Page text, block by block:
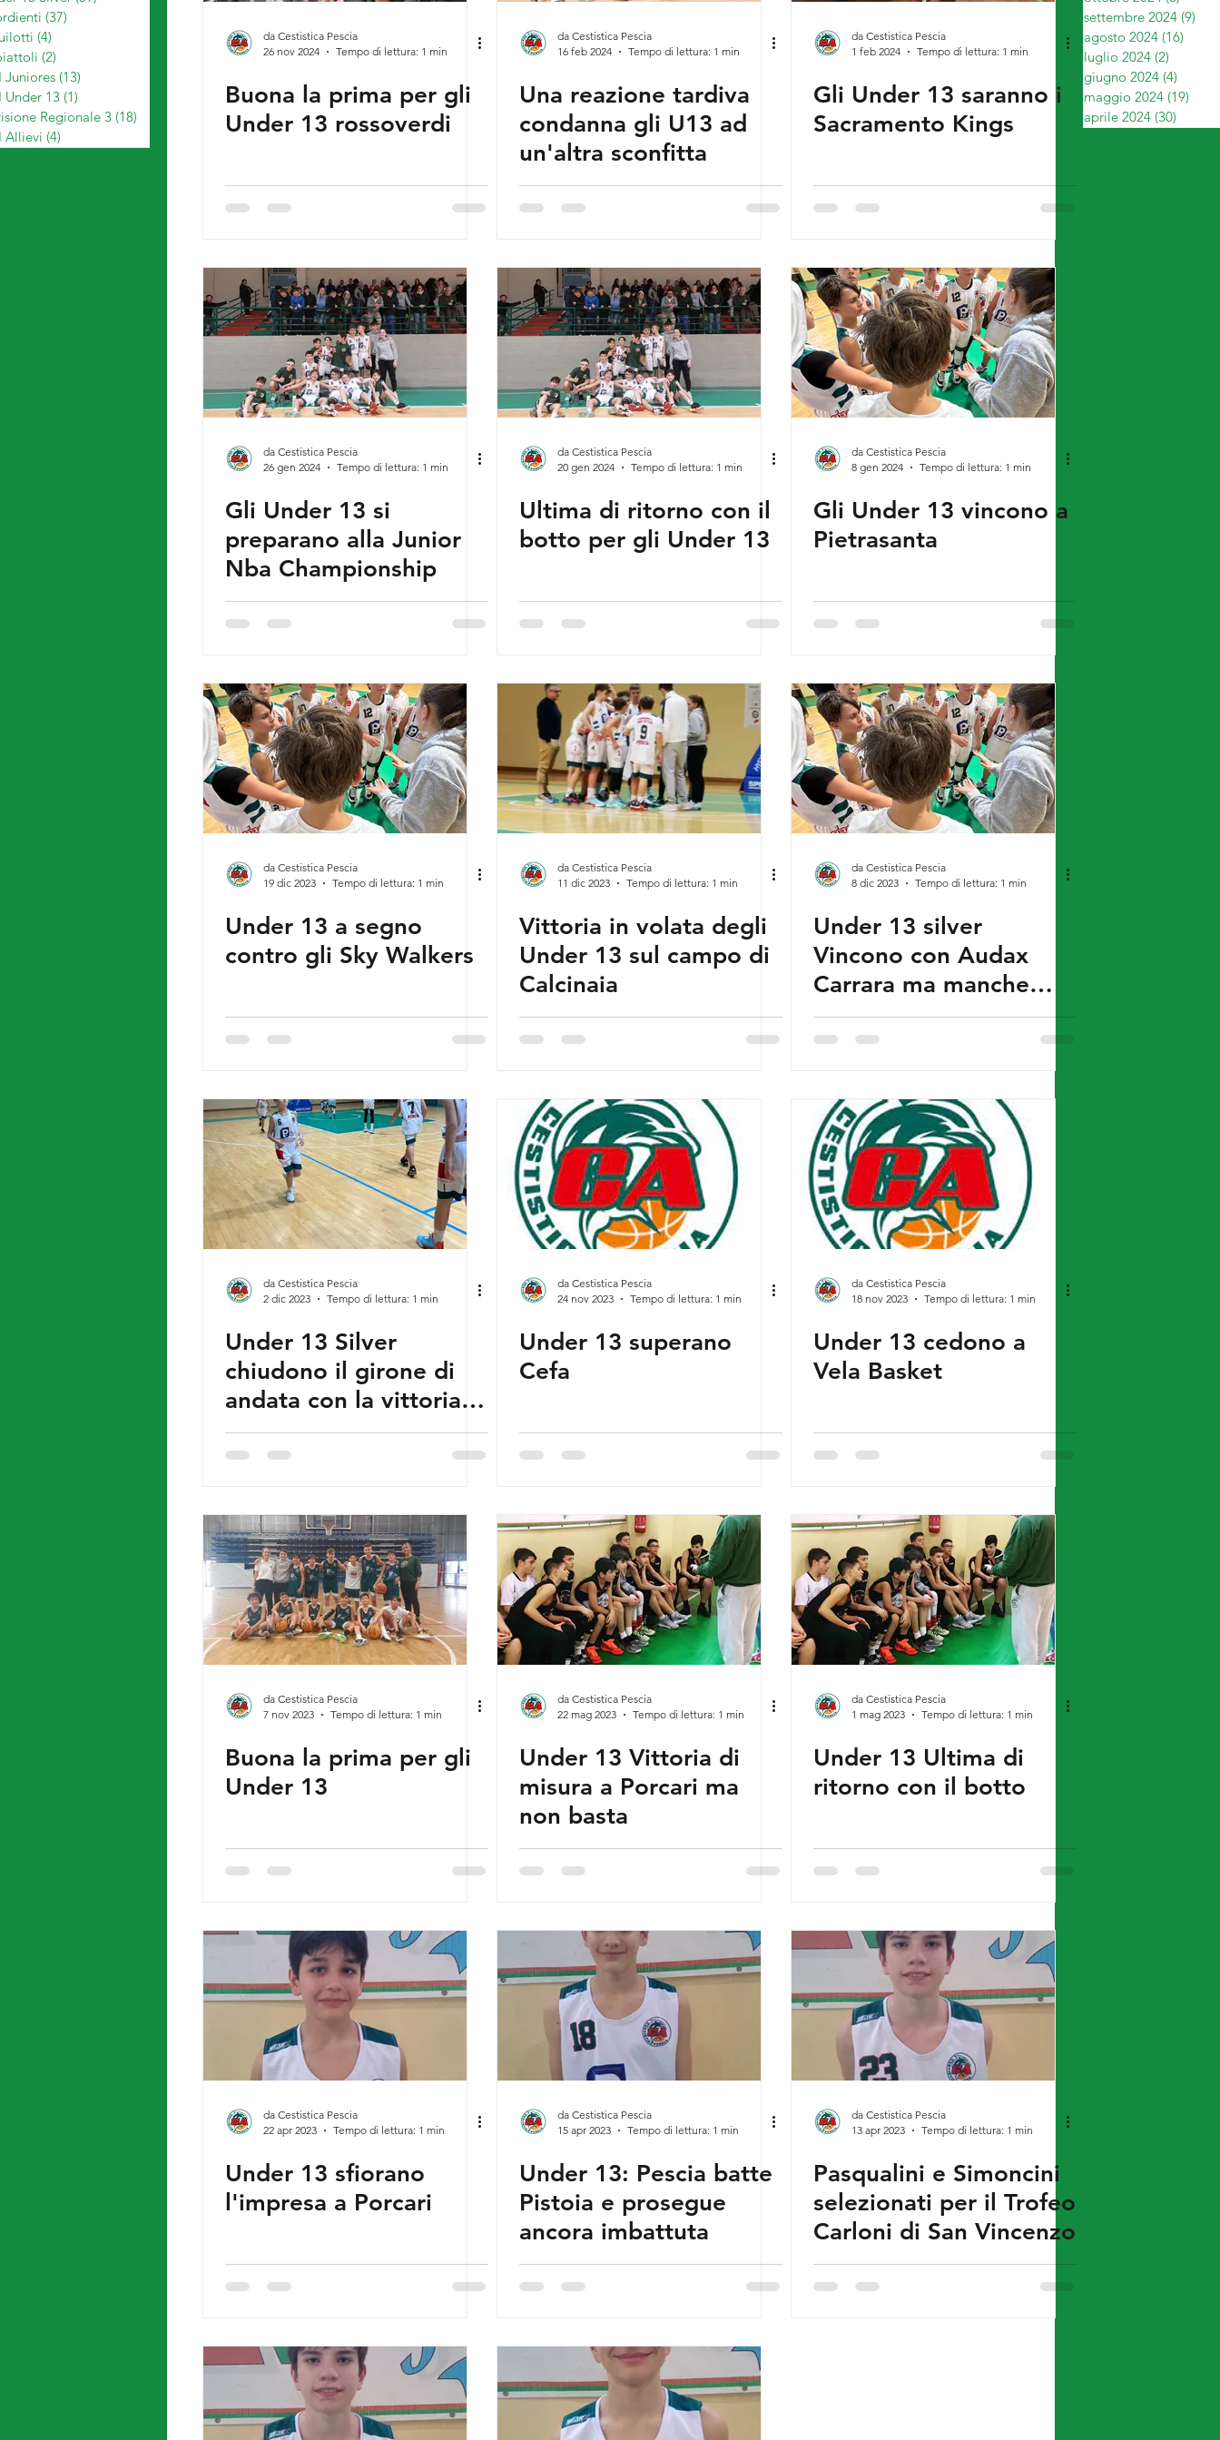
(37)
(4)
(2)
Juniores (13)
Under 13 (1)
Regionale 3 (18)
Allievi (4)
da Cestistica Pescia
26 nov 2024
Tempo di lettura: 1 min
Buona la prima per gli
Under 13 rossoverdi
da Cestistica Pescia
16 feb 2024
Tempo di lettura: 1 min
Una reazione tardiva
condanna gli U13 ad
un'altra sconfitta
da Cestistica Pescia
1 feb 2024
Tempo di lettura: 1 min
Gli Under 13 saranno i
Sacramento Kings
da Cestistica Pescia
26 gen 2024
Tempo di lettura: 1 min
Gli Under 13 si
preparano alla Junior
Nba Championship
da Cestistica Pescia
20 gen 2024
Tempo di lettura: 1 min
Ultima di ritorno con il
botto per gli Under 13
da Cestistica Pescia
8 gen 2024
Tempo di lettura: 1 min
Gli Under 13 vincono a
Pietrasanta
da Cestistica Pescia
19 dic 2023
Tempo di lettura: 1 min
Under 13 a segno
contro gli Sky Walkers
da Cestistica Pescia
11 dic 2023
Tempo di lettura: 1 min
Vittoria in volata degli
Under 13 sul campo di
Calcinaia
da Cestistica Pescia
8 dic 2023
Tempo di lettura: 1 min
Under 13 silver
Vincono con Audax
Carrara ma manche
ancora la ciliegina sulla
torta
da Cestistica Pescia
2 dic 2023
Tempo di lettura: 1 min
Under 13 Silver
chiudono il girone di
andata con la vittoria
sul Versilia Basket 2002
da Cestistica Pescia
24 nov 2023
Tempo di lettura: 1 min
Under 13 superano
Cefa
da Cestistica Pescia
18 nov 2023
Tempo di lettura: 1 min
Under 13 cedono a
Vela Basket
da Cestistica Pescia
7 nov 2023
Tempo di lettura: 1 min
Buona la prima per gli
Under 13
da Cestistica Pescia
22 mag 2023
Tempo di lettura: 1 min
Under 13 Vittoria di
misura a Porcari ma
non basta
da Cestistica Pescia
1 mag 2023
Tempo di lettura: 1 min
Under 13 Ultima di
ritorno con il botto
da Cestistica Pescia
22 apr 2023
Tempo di lettura: 1 min
Under 13 sfiorano
l'impresa a Porcari
da Cestistica Pescia
15 apr 2023
Tempo di lettura: 1 min
Under 13: Pescia batte
Pistoia e prosegue
ancora imbattuta
da Cestistica Pescia
13 apr 2023
Tempo di lettura: 1 min
Pasqualini e Simoncini
selezionati per il Trofeo
Carloni di San Vincenzo
settembre 2024 (9)
agosto 2024 (16)
luglio 2024 (2)
giugno 2024 (4)
maggio 2024 (19)
aprile 2024 (30)